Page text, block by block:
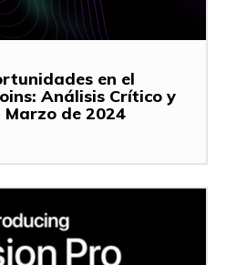
en el
Análisis Crítico y
de 2024